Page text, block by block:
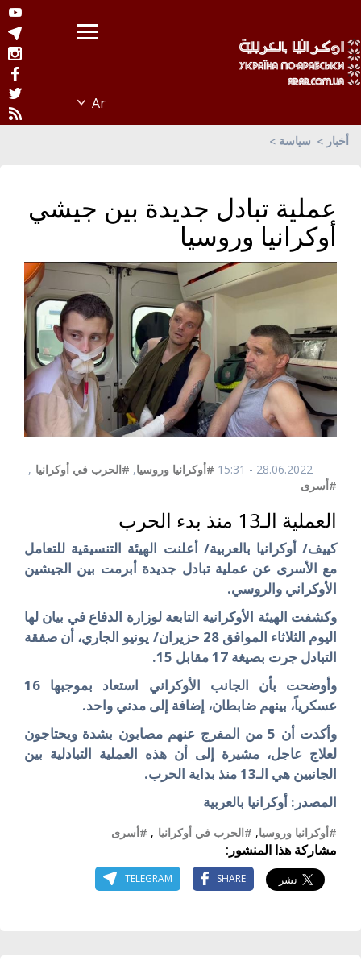
أخبار سياسة
عملية تبادل جديدة بين جيشي
أوكرانيا وروسيا
28.06.2022 - 15:31 #أوكرانيا وروسيا, #الحرب في أوكرانيا ,
#أسرى
العملية الـ13 منذ بدء الحرب
كييف/ أوكرانيا بالعربية/ أعلنت الهيئة التنسيقية للتعامل
مع الأسرى عن عملية تبادل جديدة أبرمت بين الجيشين
الأوكراني والروسي.
وكشفت الهيئة الأوكرانية التابعة لوزارة الدفاع في بيان لها
اليوم الثلاثاء الموافق 28 حزيران/ يونيو الجاري، أن صفقة
التبادل جرت بصيغة 17 مقابل 15.
وأوضحت بأن الجانب الأوكراني استعاد بموجبها 16
عسكرياً، بينهم ضابطان، إضافة إلى مدني واحد.
وأكدت أن 5 من المفرج عنهم مصابون بشدة ويحتاجون
لعلاج عاجل، مشيرة إلى أن هذه العملية التبادلية بين
الجانبين هي الـ13 منذ بداية الحرب.
المصدر: أوكرانيا بالعربية
#أوكرانيا وروسيا, #الحرب في أوكرانيا , #أسرى
مشاركة هذا المنشور:
SHARE
TELEGRAM